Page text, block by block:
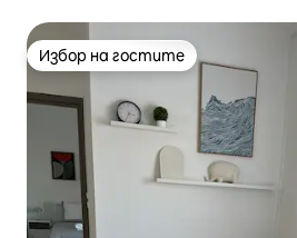
Избор на гостите
Избор на гостите